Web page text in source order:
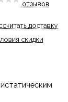
отзывов
доставку
скидки